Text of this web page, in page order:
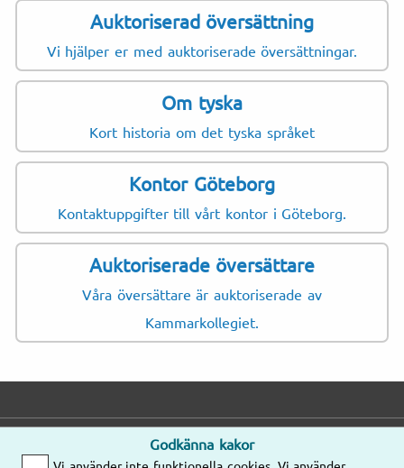
Auktoriserad översättning
Vi hjälper er med auktoriserade översättningar.
Om tyska
Kort historia om det tyska språket
Kontor Göteborg
Kontaktuppgifter till vårt kontor i Göteborg.
Auktoriserade översättare
Våra översättare är auktoriserade av
Kammarkollegiet.
Godkänna kakor
E-post Telefon